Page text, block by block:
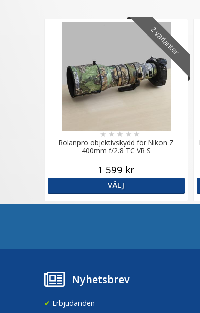
2 varianter
Rolanpro objektivskydd för Nikon Z
400mm f/2.8 TC VR S
★★★★★
1 599 kr
VÄLJ
Nyhetsbrev
✔ Erbjudanden